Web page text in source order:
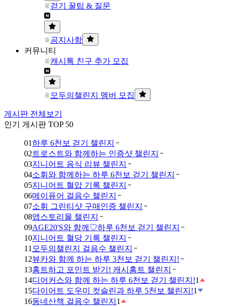
걷기 꿀팁 & 질문
공지사항
커뮤니티
캐시톡 친구 추가 모집
모두의챌린지 멤버 모집
게시판 전체보기
인기 게시판 TOP 50
01하루 6천보 걷기 챌린지
02 트로스트와 함께하는 인증샷 챌린지
03지니어트 음식 리뷰 챌린지
04소휘와 함께하는 하루 6천보 걷기 챌린지
05지니어트 혈압 기록 챌린지
06메이퓨어 걸음수 챌린지
07소휘 그린티샷 구매인증 챌린지
08앱스토리몰 챌린지
09AGE20'S와 함께♡하루 6천보 걷기 챌린지
10지니어트 혈당 기록 챌린지
11 모두의챌린지 걸음수 챌린지
12뷰카와 함께 하는 하루 3천보 걷기 챌린지!
13홈트하고 포인트 받기! 캐시홈트 챌린지
14디어커스와 함께 하는 하루 6천보 걷기 챌린지!1
15다이어트 도우미 컷슬린과 하루 5천보 챌린지!1
16동네산책 걸음수 챌린지 1